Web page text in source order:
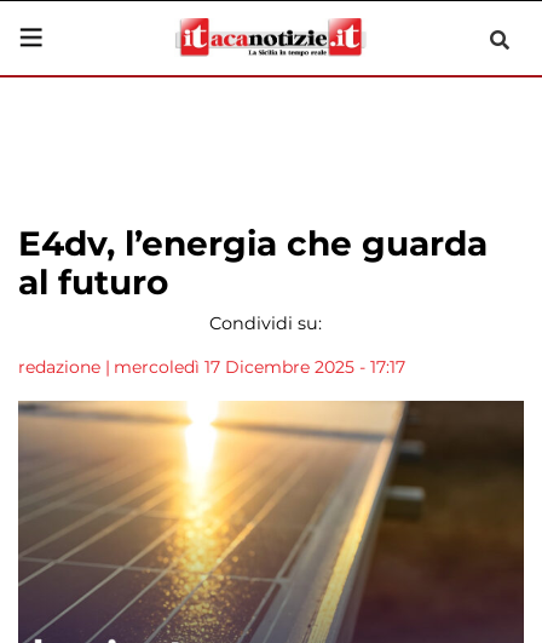
E4dv, l’energia che guarda
al futuro
Condividi su:
redazione | mercoledì 17 Dicembre 2025 - 17:17